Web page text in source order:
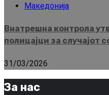
Македонија
Внатрешна контрола
полицајци за случајот
31/03/2026
За нас